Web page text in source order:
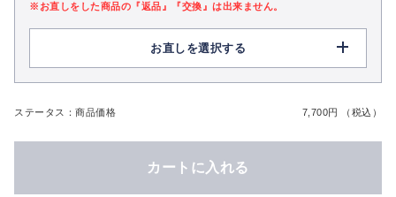
※お直しをした商品の『返品』『交換』は出来ません。
お直しを選択する
ステータス：商品価格 7,700円 （税込）
カートに入れる